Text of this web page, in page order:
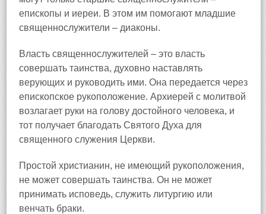
епископы и иереи. В этом им помогают младшие
священнослужители – диаконы.
Власть священнослужителей – это власть
совершать таинства, духовно наставлять
верующих и руководить ими. Она передается через
епископское рукоположение. Архиерей с молитвой
возлагает руки на голову достойного человека, и
тот получает благодать Святого Духа для
священного служения Церкви.
Простой христианин, не имеющий рукоположения,
не может совершать таинства. Он не может
принимать исповедь, служить литургию или
венчать браки.